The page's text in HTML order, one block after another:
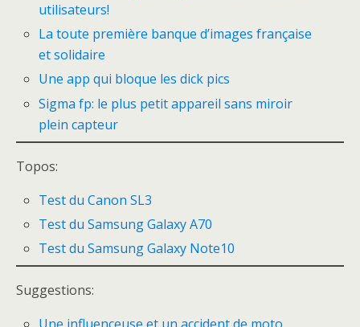
utilisateurs!
La toute première banque d’images française
et solidaire
Une app qui bloque les dick pics
Sigma fp: le plus petit appareil sans miroir
plein capteur
Topos:
Test du Canon SL3
Test du Samsung Galaxy A70
Test du Samsung Galaxy Note10
Suggestions: